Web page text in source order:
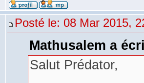
Posté le: 08 Mar 2015,
Mathusalem a
Salut Prédator,